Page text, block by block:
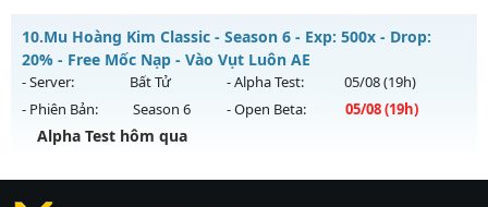
Antihack: CheatGuard
CUSTOM SEASON 6.15 - Đua Top thưởng lớn, Free Set
Mu mới ra tháng 08 2026 - Mở máy chủ
13h ngày 05/08/2626
Exp: 9999x - Drop: 90%
Kiểu reset: Reset In Game
Thể loại: Mu Bán Đồ Full Trong Shop
10.Mu Hoàng Kim Classic - Season 6 - Exp: 500x - Drop:
20% - Free Mốc Nạp - Vào Vụt Luôn AE
- Server: Bất Tử - Alpha Test: 05/08(19h)
- Phiên Bản:
Season 6 - Open Beta: 05/08(19h)
Alpha Test hôm qua
Mu Hoàng Kim Classic - Free Mốc Nạp - Vào Vụt Luôn AE